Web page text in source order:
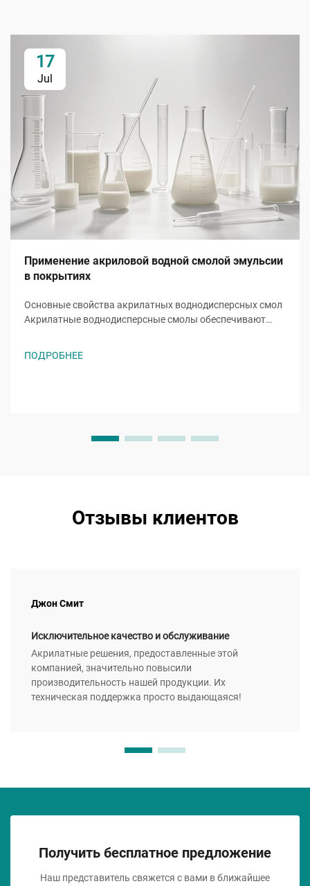
17
Jul
Применение акриловой водной смолой эмульсии
в покрытиях
Основные свойства акрилатных воднодисперсных смол
Акрилатные воднодисперсные смолы обеспечивают
разветвленная цепочка акрилата снижает температуру
ПОДРОБНЕЕ
Отзывы клиентов
Джон Смит
Исключительное качество и обслуживание
Акрилатные решения, предоставленные этой
компанией, значительно повысили
производительность нашей продукции. Их
техническая поддержка просто выдающаяся!
Получить бесплатное предложение
Наш представитель свяжется с вами в ближайшее